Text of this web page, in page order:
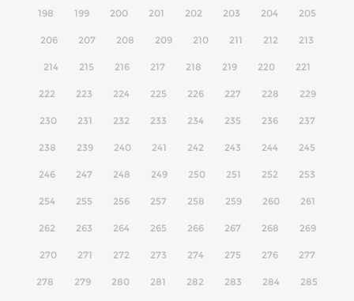
198 199 200 201 202 203 204 205
206 207 208 209 210 211 212 213
214 215 216 217 218 219 220 221
222 223 224 225 226 227 228 229
230 231 232 233 234 235 236 237
238 239 240 241 242 243 244 245
246 247 248 249 250 251 252 253
254 255 256 257 258 259 260 261
262 263 264 265 266 267 268 269
270 271 272 273 274 275 276 277
278 279 280 281 282 283 284 285